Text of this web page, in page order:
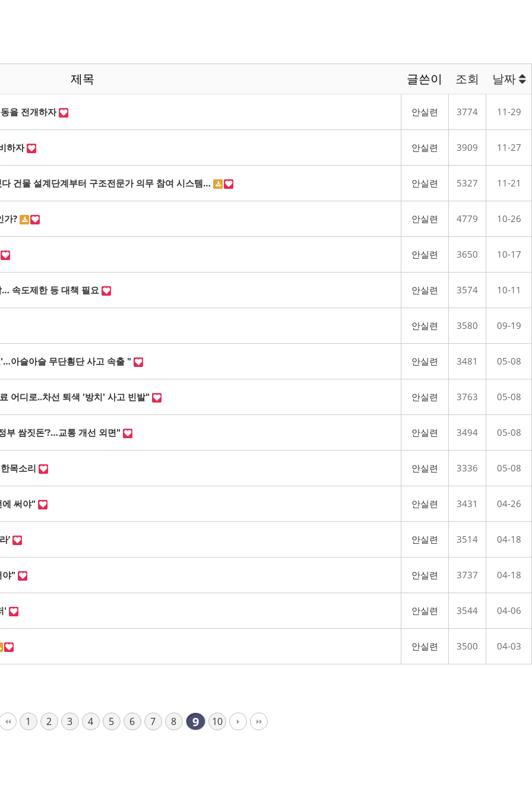
제목 글쓴이 조회 날짜
을 전개하자 안실련 3774 11-29
하자 안실련 3909 11-27
건물 설계단계부터 구조전문가 의무 참여 시스템… 안실련 5327 11-21
가? 안실련 4779 10-26
안실련 3650 10-17
속도제한 등 대책 필요 안실련 3574 10-11
안실련 3580 09-19
아슬아슬 무단횡단 사고 속출 " 안실련 3481 05-08
어디로..차선 퇴색 '방치' 사고 빈발" 안실련 3763 05-08
부 쌈짓돈’?…교통 개선 외면" 안실련 3494 05-08
목소리 안실련 3336 05-08
에 써야" 안실련 3431 04-26
’ 안실련 3514 04-18
야" 안실련 3737 04-18
' 안실련 3544 04-06
안실련 3500 04-03
1 2 3 4 5 6 7 8 9 10